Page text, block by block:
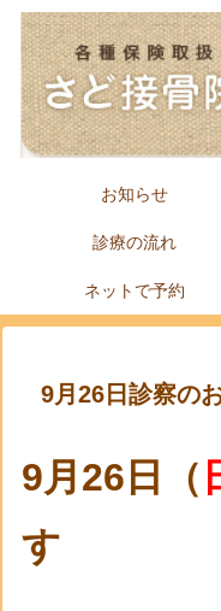
お知らせ
診療の流れ
ネットで予約
9月26日診察の
9月26 日（
す